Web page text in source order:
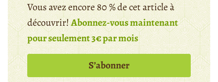
Vous avez encore 80 % de cet article à
découvrir!Abonnez-vous maintenant
pour seulement 3€ par mois
S’abonner